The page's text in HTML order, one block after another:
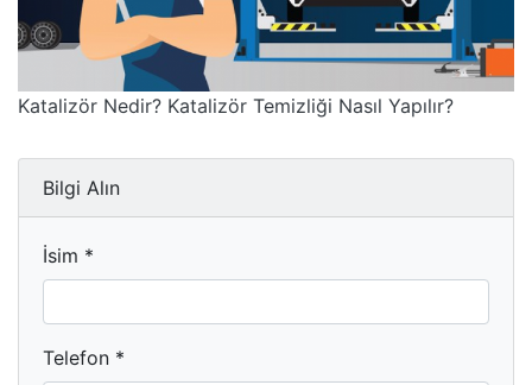
Katalizör Nedir? Katalizör Temizliği Nasıl Yapılır?
Bilgi Alın
İsim *
Telefon *